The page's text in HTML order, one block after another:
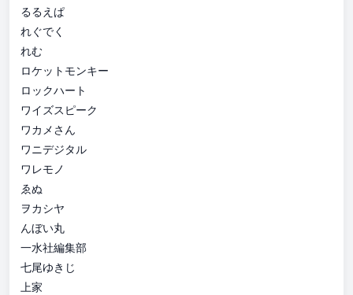
るるえぱ
れぐでく
れむ
ロケットモンキー
ロックハート
ワイズスピーク
ワカメさん
ワニデジタル
ワレモノ
ゑぬ
ヲカシヤ
んぼい丸
一水社編集部
七尾ゆきじ
上家